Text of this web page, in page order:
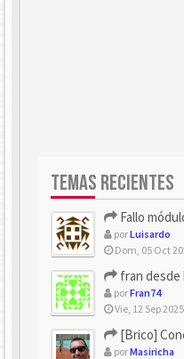
TEMAS RECIENTES
Fallo
porLuisardo
Dom, 05 Oct
fran desde
porFran74
Vie, 12 Sep
[Brico]
porMasiricha